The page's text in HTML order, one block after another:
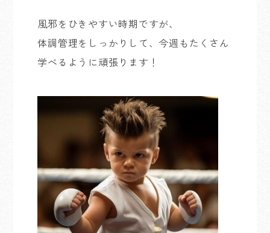
風邪をひきやすい時期ですが、
体調管理をしっかりして、今週もたくさん
学べるように頑張ります！